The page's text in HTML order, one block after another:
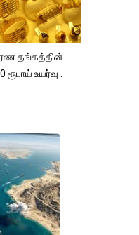
தங்கத்தின்
உயர்வு .